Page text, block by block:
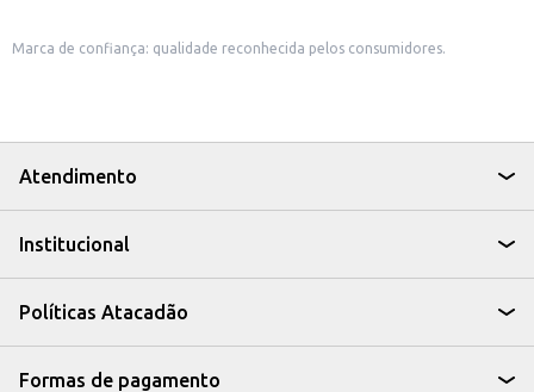
Marca de confiança: qualidade reconhecida pelos consumidores.
Atendimento
Institucional
Políticas Atacadão
Formas de pagamento